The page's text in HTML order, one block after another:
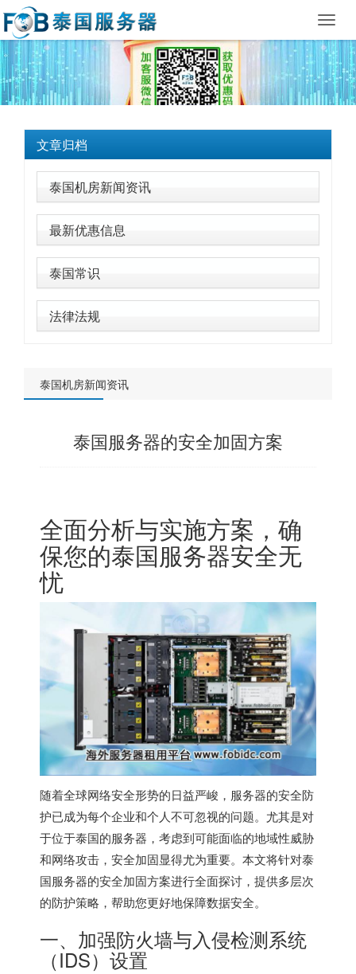
文章归档
泰国机房新闻资讯
最新优惠信息
泰国常识
法律法规
泰国机房新闻资讯
泰国服务器的安全加固方案
全面分析与实施方案，确
保您的泰国服务器安全无
忧
随着全球网络安全形势的日益严峻，服务器的安全防
护已成为每个企业和个人不可忽视的问题。尤其是对
于位于泰国的服务器，考虑到可能面临的地域性威胁
和网络攻击，安全加固显得尤为重要。本文将针对泰
国服务器的安全加固方案进行全面探讨，提供多层次
的防护策略，帮助您更好地保障数据安全。
一、加强防火墙与入侵检测系统
（IDS）设置